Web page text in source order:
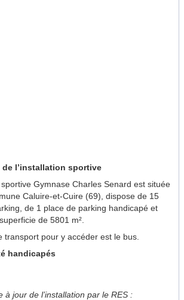
l’installation sportive
sportive Gymnase Charles Senard est située
Caluire-et-Cuire (69), dispose de 15
de 1 place de parking handicapé et
de 5801 m².
transport pour y accéder est le bus.
handicapés
à jour de l’installation par le RES :